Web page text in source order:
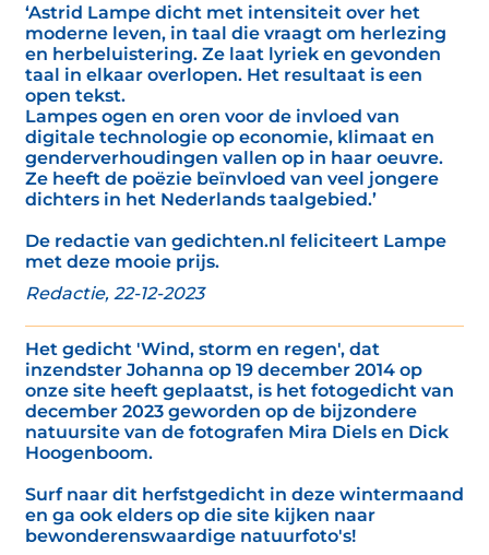
‘Astrid Lampe dicht met intensiteit over het
moderne leven, in taal die vraagt om herlezing
en herbeluistering. Ze laat lyriek en gevonden
taal in elkaar overlopen. Het resultaat is een
open tekst.
Lampes ogen en oren voor de invloed van
digitale technologie op economie, klimaat en
genderverhoudingen vallen op in haar oeuvre.
Ze heeft de poëzie beïnvloed van veel jongere
dichters in het Nederlands taalgebied.’
De redactie van gedichten.nl feliciteert Lampe
met deze mooie prijs.
Redactie, 22-12-2023
Het gedicht 'Wind, storm en regen', dat
inzendster Johanna op 19 december 2014 op
onze site heeft geplaatst, is het fotogedicht van
december 2023 geworden op de bijzondere
natuursite van de fotografen Mira Diels en Dick
Hoogenboom.
Surf naar dit herfstgedicht in deze wintermaand
en ga ook elders op die site kijken naar
bewonderenswaardige natuurfoto's!